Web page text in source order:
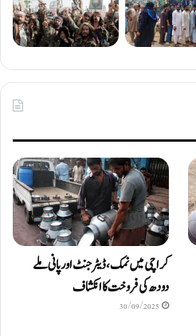
کراچی میں نمک، ڈیٹرجنٹ اور پانی ملے
دودھ کی فروخت کا انکشاف
30/09/2025